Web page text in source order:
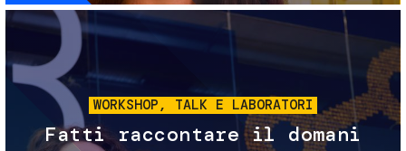
Immagine
WORKSHOP, TALK E LABORATORI
Fatti raccontare il domani